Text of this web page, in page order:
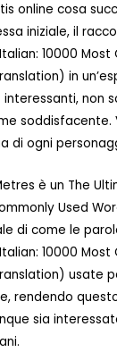
online cosa
iniziale, il
10000 Most
in
non
soddisfacente.
di ogni
è un The
Used
di come le
10000 Most
usate
rendendo
sia